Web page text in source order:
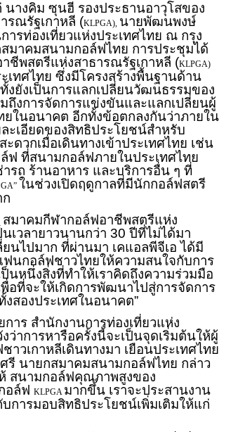
างคิม ซุนฮี รองประธานอาวุโสของ
รณรัฐเกาหลี (KLPGA), นายพัฒนพงษ์
รท่องเที่ยวแห่งประเทศไทย ณ กรุง
มาคมสนามกอล์ฟไทย การประชุมได้
ชีพสตรีแห่งสาธารณรัฐเกาหลี (KLPGA)
ทศไทย ซึ่งมีโครงสร้างพื้นฐานด้าน
งยังเป็นการแลกเปลี่ยนวัฒนธรรมของ
ถึงการจัดการแข่งขันและแลกเปลี่ยนผู้
ยในอนาคต อีกทั้งข้อตกลงกันว่าภายใน
ะเอียดของสิทธิประโยชน์สำหรับ
ดวกเมื่อเดินทางเข้าประเทศไทย เช่น
ฟ ที่สนามกอล์ฟภายในประเทศไทย
รถ ร้านอาหาร และบริการอื่น ๆ ที่
ในช่วงเปิดฤดูกาลที่มีนักกอล์ฟสตรี
มาคมกีฬากอล์ฟอาชีพสตรีแห่ง
นเวลายาวนานกว่า 30 ปีที่ไม่ได้มา
นไปมาก ที่ผ่านมา เคแอลพีจีเอ ได้มี
ฟนกอล์ฟชาวไทยให้ความสนใจกับการ
นหนึ่งสิ่งที่ทำให้เราคิดถึงความร่วมมือ
อที่จะให้เกิดการพัฒนาไปสู่การจัดการ
สองประเทศในอนาคต”
าร สำนักงานการท่องเที่ยวแห่ง
ว่าการหารือครั้งนี้จะเป็นจุดเริ่มต้นให้ผู้
าวเกาหลีเดินทางมา เยือนประเทศไทย
นายกสมาคมสนามกอล์ฟไทย กล่าว
สนามกอล์ฟคุณภาพสูงของ
อล์ฟ KLPGA มากขึ้น เราจะประสานงาน
การมอบสิทธิประโยชน์เพิ่มเติมให้แก่